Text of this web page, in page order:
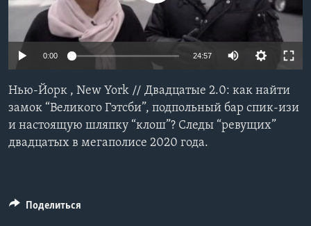
Learning English
СОЦИАЛЬНЫЕ СЕТИ
Языки
0:00 24:57
Нью-Йорк , New York // Двадцатые 2.0: как найти
замок “Великого Гэтсби”, подпольный бар спик-изи
и настоящую шляпку “клош”? Следы “ревущих”
двадцатых в мегаполисе 2020 года.
Поделиться